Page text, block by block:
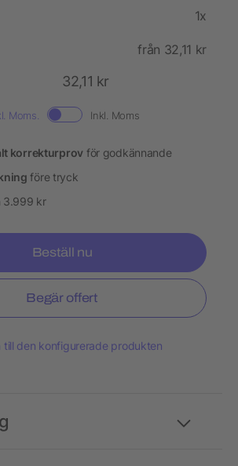
1x
från 32,11 kr
32,11 kr
Moms. Inkl. Moms
korrekturprov för godkännande
före tryck
kr
Beställ nu
Begär offert
till den konfigurerade produkten